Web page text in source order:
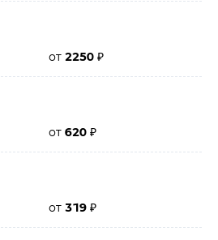
от 2250 ₽
от 620 ₽
от 319 ₽